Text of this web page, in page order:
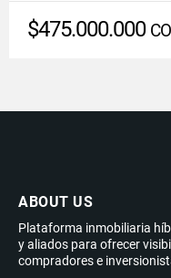
$475.000.000
ABOUT US
Plataforma inmobiliaria
y aliados para ofrecer
compradores e